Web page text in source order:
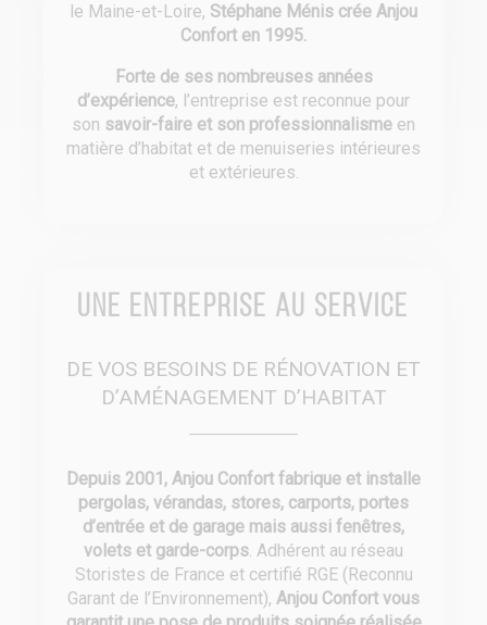
le Maine-et-Loire, Stéphane Ménis crée Anjou
Confort en 1995.
Forte de ses nombreuses années
d’expérience, l’entreprise est reconnue pour
son savoir-faire et son professionnalisme en
matière d’habitat et de menuiseries intérieures
et extérieures.
Une entreprise au service
DE VOS BESOINS DE RÉNOVATION ET
D’AMÉNAGEMENT D’HABITAT
Depuis 2001, Anjou Confort fabrique et installe
pergolas, vérandas, stores, carports, portes
d’entrée et de garage mais aussi fenêtres,
volets et garde-corps. Adhérent au réseau
Storistes de France et certifié RGE (Reconnu
Garant de l’Environnement), Anjou Confort vous